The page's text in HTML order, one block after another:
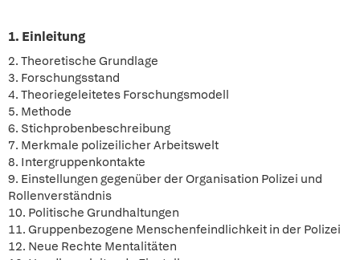
1. Einleitung
2. Theoretische Grundlage
3. Forschungsstand
4. Theoriegeleitetes Forschungsmodell
5. Methode
6. Stichprobenbeschreibung
7. Merkmale polizeilicher Arbeitswelt
8. Intergruppenkontakte
9. Einstellungen gegenüber der Organisation Polizei und
Rollenverständnis
10. Politische Grundhaltungen
11. Gruppenbezogene Menschenfeindlichkeit in der Polizei
12. Neue Rechte Mentalitäten